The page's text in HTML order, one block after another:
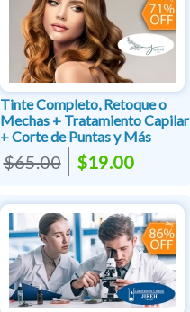
Tinte Completo, Retoque o
Mechas + Tratamiento Capilar
+ Corte de Puntas y Más
$65.00 $19.00